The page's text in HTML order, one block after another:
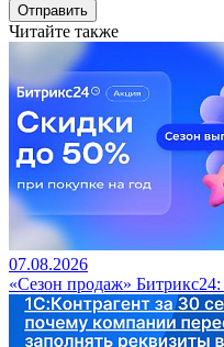
Отправить
Читайте также
07.08.2026
«Сезон продаж»